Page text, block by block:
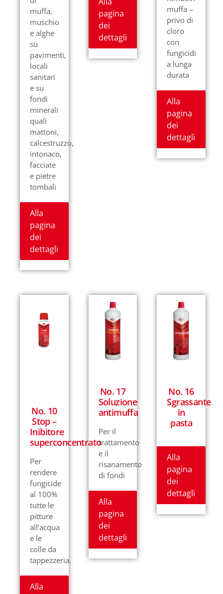
muffa,
muschio
e alghe
su
pavimenti,
locali
sanitari
e su
fondi
minerali
quali
mattoni,
calcestruzzo,
intonaco,
facciate
e pietre
tombali
Alla
pagina
dei
dettagli
pagina
dei
dettagli
muffa –
privo di
cloro
con
fungicidi
a lunga
durata
Alla
pagina
dei
dettagli
No. 10
Stop –
Inibitore
superconcentrato
Per
rendere
fungicide
al 100%
tutte le
pitture
all’acqua
e le
colle da
tappezzeria.
Alla
No. 17
Soluzione
antimuffa
Per il
trattamento
e il
risanamento
di fondi
Alla
pagina
dei
dettagli
No. 16
Sgrassante
in
pasta
Alla
pagina
dei
dettagli